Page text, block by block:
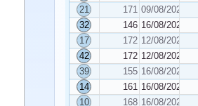
21
171 09/08/2022
32
146 16/08/2022
17
172 12/08/2022
42
172 12/08/2022
39
155 16/08/2022
14
161 16/08/2022
10
168 16/08/2022